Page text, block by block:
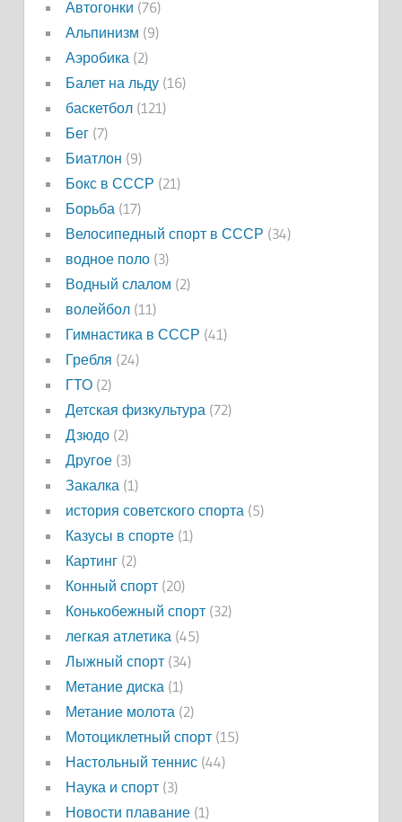
Автогонки (76)
Альпинизм (9)
Аэробика (2)
Балет на льду(16)
баскетбол(121)
Бег(7)
Биатлон (9)
Бокс в СССР (21)
Борьба (17)
Велосипедный спорт в СССР (34)
водное поло(3)
Водный слалом (2)
волейбол(11)
Гимнастика в СССР (41)
Гребля (24)
ГТО(2)
Детская физкультура (72)
Дзюдо(2)
Другое(3)
Закалка (1)
история советского спорта (5)
Казусы в спорте(1)
Картинг(2)
Конный спорт(20)
Конькобежный спорт(32)
легкая атлетика (45)
Лыжный спорт(34)
Метание диска (1)
Метание молота (2)
Мотоциклетный спорт(15)
Настольный теннис(44)
Наука и спорт(3)
Новости плавание(1)